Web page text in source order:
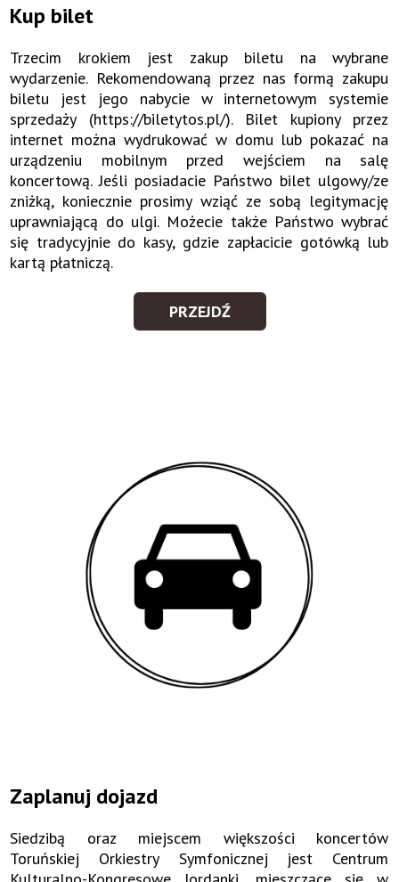
Kup bilet
Trzecim krokiem jest zakup biletu na wybrane
wydarzenie. Rekomendowaną przez nas formą zakupu
biletu jest jego nabycie w internetowym systemie
sprzedaży (https://biletytos.pl/). Bilet kupiony przez
internet można wydrukować w domu lub pokazać na
urządzeniu mobilnym przed wejściem na salę
koncertową. Jeśli posiadacie Państwo bilet ulgowy/ze
zniżką, koniecznie prosimy wziąć ze sobą legitymację
uprawniającą do ulgi. Możecie także Państwo wybrać
się tradycyjnie do kasy, gdzie zapłacicie gotówką lub
kartą płatniczą.
PRZEJDŹ
KUP
Zaplanuj dojazd
Siedzibą oraz miejscem większości koncertów
Toruńskiej Orkiestry Symfonicznej jest Centrum